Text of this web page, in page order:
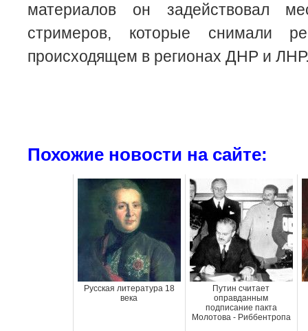
материалов он задействовал
стримеров, которые снимали
происходящем в регионах ДНР и
Похожие новости на сайте:
Русская литература 18
века
Путин считает
оправданным
подписание пакта
Молотова - Риббентропа